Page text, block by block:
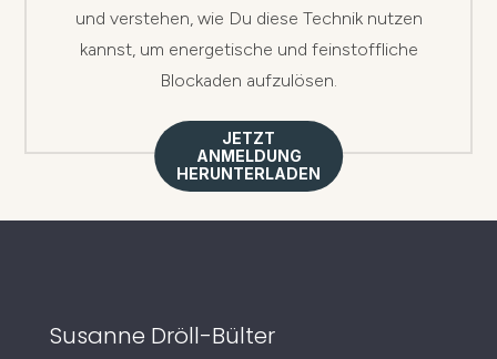
und verstehen, wie Du diese Technik nutzen
kannst, um energetische und feinstoffliche
Blockaden aufzulösen.
JETZT
ANMELDUNG
HERUNTERLADEN
Susanne Dröll-Bülter